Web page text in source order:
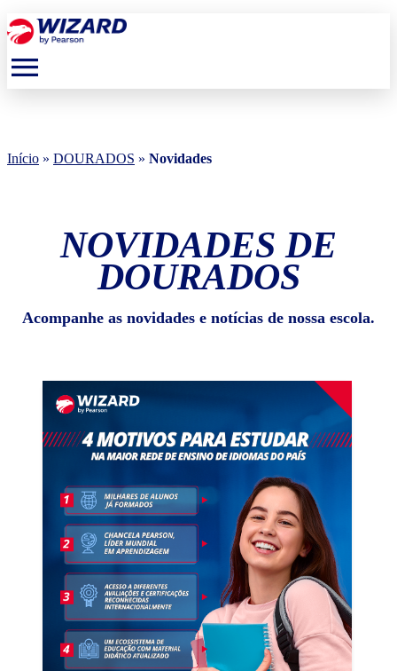
menu
Início » DOURADOS » Novidades
NOVIDADES DE
DOURADOS
Acompanhe as novidades e notícias de nossa escola.